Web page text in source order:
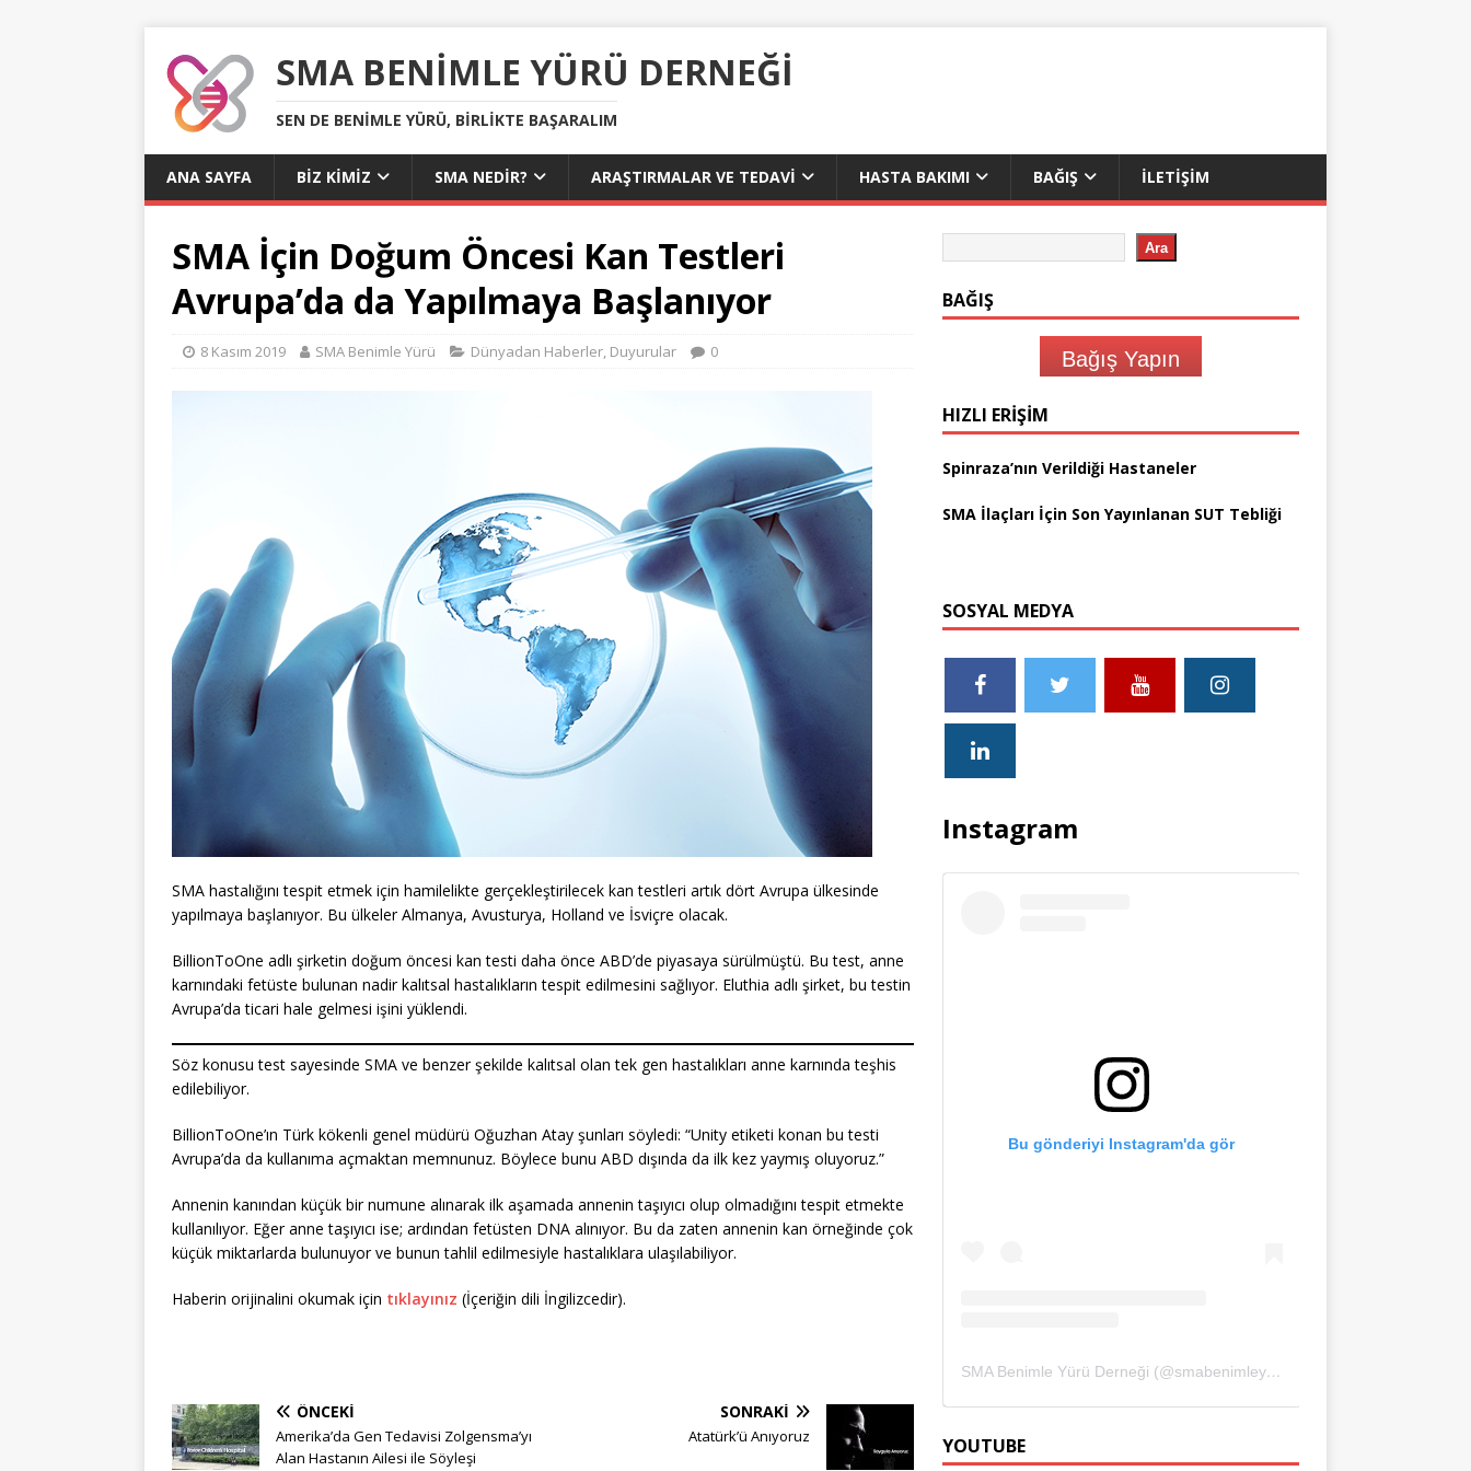
SMA BENIMLE YÜRÜ DERNEĞI
SEN DE BENIMLE YÜRÜ, BIRLIKTE BAŞARALIM
ANA SAYFA BIZ KIMIZ SMA NEDIR? ARAŞTIRMALAR VE TEDAVI HASTA BAKIMI BAĞIŞ İLETIŞIM
SMA İçin Doğum Öncesi Kan Testleri
Avrupa’da da Yapılmaya Başlanıyor
8 Kasım 2019 SMA Benimle Yürü Dünyadan Haberler, Duyurular 0
SMA hastalığını tespit etmek için hamilelikte gerçekleştirilecek kan testleri artık dört Avrupa ülkesinde
yapılmaya başlanıyor. Bu ülkeler Almanya, Avusturya, Holland ve İsviçre olacak.
BillionToOne adlı şirketin doğum öncesi kan testi daha önce ABD’de piyasaya sürülmüştü. Bu test, anne
karnındaki fetüste bulunan nadir kalıtsal hastalıkların tespit edilmesini sağlıyor. Eluthia adlı şirket, bu testin
Avrupa’da ticari hale gelmesi işini yüklendi.
Söz konusu test sayesinde SMA ve benzer şekilde kalıtsal olan tek gen hastalıkları anne karnında teşhis
edilebiliyor.
BillionToOne’ın Türk kökenli genel müdürü Oğuzhan Atay şunları söyledi: “Unity etiketi konan bu testi
Avrupa’da da kullanıma açmaktan memnunuz. Böylece bunu ABD dışında da ilk kez yaymış oluyoruz.”
Annenin kanından küçük bir numune alınarak ilk aşamada annenin taşıyıcı olup olmadığını tespit etmekte
kullanılıyor. Eğer anne taşıyıcı ise; ardından fetüsten DNA alınıyor. Bu da zaten annenin kan örneğinde çok
küçük miktarlarda bulunuyor ve bunun tahlil edilmesiyle hastalıklara ulaşılabiliyor.
Haberin orijinalini okumak için tıklayınız (İçeriğin dili İngilizcedir).
ÖNCEKI
Amerika’da Gen Tedavisi Zolgensma’yı
Alan Hastanın Ailesi ile Söyleşi
SONRAKI
Atatürk’ü Anıyoruz
Ara
BAĞIŞ
Bağış Yapın
HIZLI ERIŞIM
Spinraza’nın Verildiği Hastaneler
SMA İlaçları İçin Son Yayınlanan SUT Tebliği
SOSYAL MEDYA
Instagram
Bu gönderiyi Instagram'da gör
SMA Benimle Yürü Derneği (@smabenimleyuru)'in paylaştığı bir gönderi
YOUTUBE